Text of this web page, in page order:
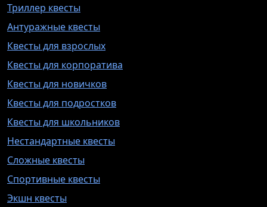
Триллер квесты
Антуражные квесты
Квесты для взрослых
Квесты для корпоратива
Квесты для новичков
Квесты для подростков
Квесты для школьников
Нестандартные квесты
Сложные квесты
Спортивные квесты
Экшн квесты